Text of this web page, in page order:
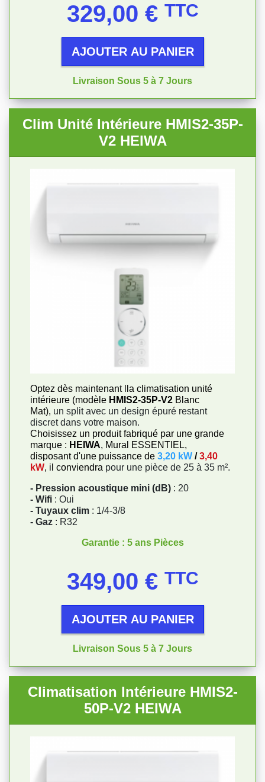
329,00 € TTC
AJOUTER AU PANIER
Livraison Sous 5 à 7 Jours
Clim Unité Intérieure HMIS2-35P-
V2 HEIWA
Optez dès maintenant lla climatisation unité
intérieure (modèle HMIS2-35P-V2 Blanc
Mat), un split avec un design épuré restant
discret dans votre maison.
Choisissez un produit fabriqué par une grande
marque : HEIWA, Mural ESSENTIEL,
disposant d'une puissance de 3,20 kW /3,40
kW, il conviendra pour une pièce de 25 à 35 m².
- Pression acoustique mini (dB) : 20
- Wifi : Oui
- Tuyaux clim : 1/4-3/8
- Gaz : R32
Garantie : 5 ans Pièces
349,00 € TTC
AJOUTER AU PANIER
Livraison Sous 5 à 7 Jours
Climatisation Intérieure HMIS2-
50P-V2 HEIWA